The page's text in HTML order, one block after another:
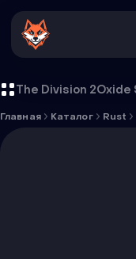
The Division 2
Главная Каталог Rust